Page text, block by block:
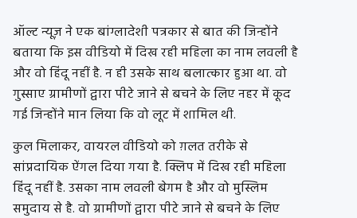
ऑल्ट न्यूज़ ने एक बांग्लादेशी पत्रकार से बात की जिन्होंने
बताया कि इस वीडियो में दिख रही महिला का नाम लवली है
और वो हिंदू नहीं है. न ही उसके साथ बलात्कार हुआ था. वो
गुस्साए ग्रामीणों द्वारा पीटे जाने से बचने के लिए नहर में कूद
गई जिन्होंने मान लिया कि वो लूट में शामिल थी.
कुल मिलाकर, वायरल वीडियो को ग़लत तरीके से
सांप्रदायिक ऐंगल दिया गया है. क्लिप में दिख रही महिला
हिंदू नहीं है. उसका नाम लवली बेगम है और वो मुस्लिम
समुदाय से है. वो ग्रामीणों द्वारा पीटे जाने से बचने के लिए